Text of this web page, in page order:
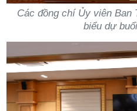
Các đồng chí Ủy viên Ban
biểu dự